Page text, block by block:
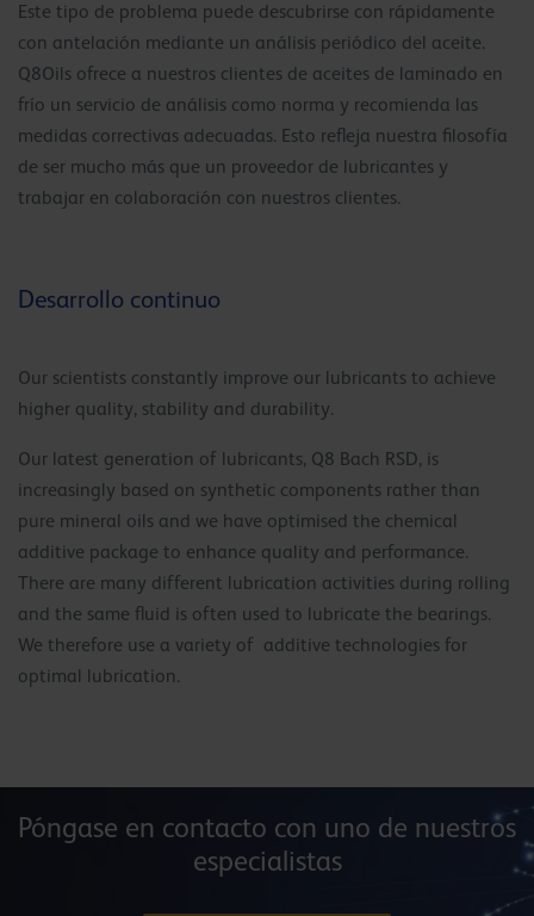
Este tipo de problema puede descubrirse con rápidamente
con antelación mediante un análisis periódico del aceite.
Q8Oils ofrece a nuestros clientes de aceites de laminado en
frío un servicio de análisis como norma y recomienda las
medidas correctivas adecuadas. Esto refleja nuestra filosofía
de ser mucho más que un proveedor de lubricantes y
trabajar en colaboración con nuestros clientes.
Desarrollo continuo
Our scientists constantly improve our lubricants to achieve
higher quality, stability and durability.
Our latest generation of lubricants, Q8 Bach RSD, is
increasingly based on synthetic components rather than
pure mineral oils and we have optimised the chemical
additive package to enhance quality and performance.
There are many different lubrication activities during rolling
and the same fluid is often used to lubricate the bearings.
We therefore use a variety of additive technologies for
optimal lubrication.
Póngase en contacto con uno de nuestros
especialistas